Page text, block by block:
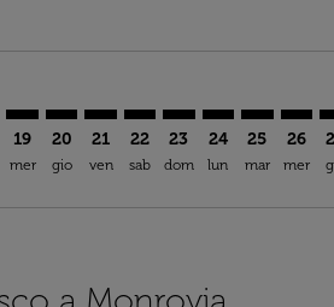
19
mer
20
gio
21
ven
22
sab
23
dom
24
lun
25
mar
26
mer